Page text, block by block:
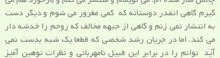
گیرم گاهی انقدر دوستانه که کمی مغرور می شوم و دیگر دست
به انتشار نمی زنم و گاهی از جبهه مخالف که روحم را خدشه دار
می کند. اما در جریان رشد شخصی که قطعا یک شبه بدست نمی
آید توانم را در برابر این قبیل نامهربانی و نظرات توهین آمیز